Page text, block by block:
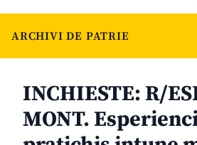
ARCHIVI DE PATRIE
INCHIESTE: R/
MONT.